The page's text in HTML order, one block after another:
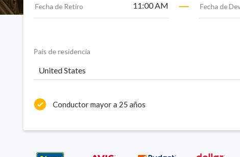
Fecha de Retiro 11:00 AM Fecha de
País de residencia
United States
Conductor mayor a 25 años